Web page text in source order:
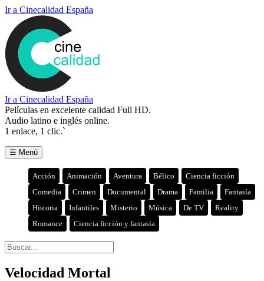
Ir a Cinecalidad España
Ir a Cinecalidad España
Películas en excelente calidad Full HD.
Audio latino e inglés online.
1 enlace, 1 clic.`
☰ Menú
Acción Animación Aventura Bélico
Ciencia ficción
Comedia
Crimen Documental Drama Familia
Fantasía
Historia
Infantiles Misterio Música De TV
Reality
Romance
Ciencia ficción y fantasía
Velocidad Mortal